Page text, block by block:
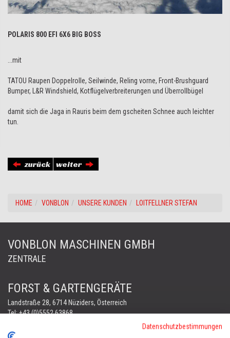
POLARIS 800 EFI 6X6 BIG BOSS
...mit
TATOU Raupen Doppelrolle, Seilwinde, Reling vorne, Front-Brushguard
Bumper, L&R Windshield, Kotflügelverbreiterungen und Überrollbügel
damit sich die Jaga in Rauris beim dem gscheiten Schnee auch leichter
tun.
zurück weiter
HOME VONBLON UNSERE KUNDEN LOITFELLNER STEFAN
VONBLON MASCHINEN GMBH
ZENTRALE
FORST & GARTENGERÄTE
Landstraße 28, 6714 Nüziders, Österreich
Tel:+43 (0)5552 63868
office@vonblon.cc
Datenschutzbestimmungen